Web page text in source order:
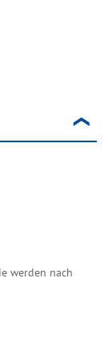
werden nach
maritimer
vom 22.-
Sicherheits-
von
Kauf der
Branche ist.